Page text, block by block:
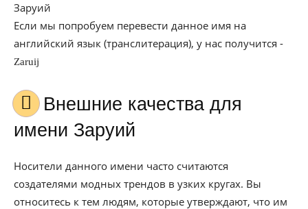
Заруий
Если мы попробуем перевести данное имя на
английский язык (транслитерация), у нас получится -
Zaruij
Внешние качества для
имени Заруий
Носители данного имени часто считаются
создателями модных трендов в узких кругах. Вы
относитесь к тем людям, которые утверждают, что им